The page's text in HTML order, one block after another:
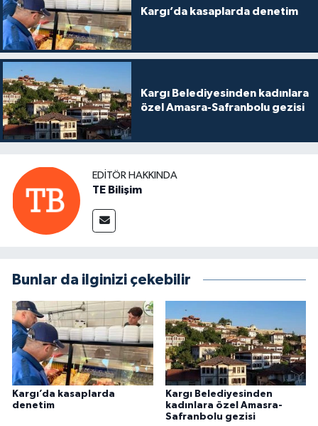
Kargı’da kasaplarda denetim
Kargı Belediyesinden kadınlara
özel Amasra-Safranbolu gezisi
EDITÖR HAKKINDA
TE Bilişim
Bunlar da ilginizi çekebilir
Kargı’da kasaplarda
denetim
Kargı Belediyesinden
kadınlara özel Amasra-
Safranbolu gezisi